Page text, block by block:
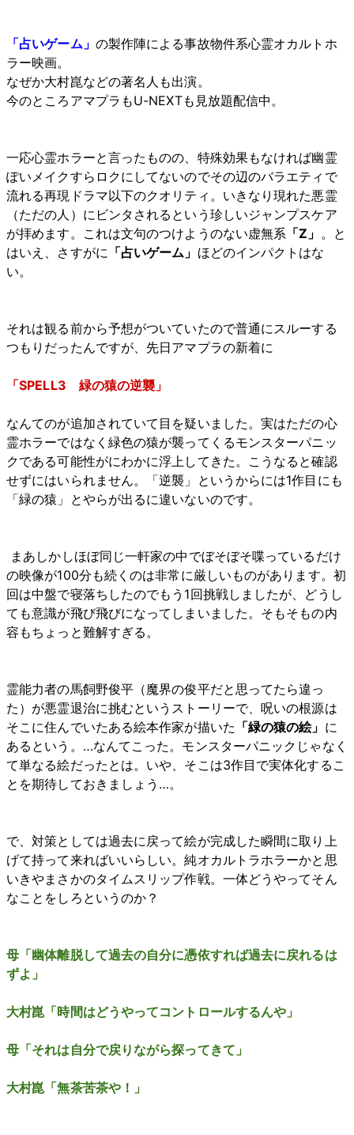
「占いゲーム」 の製作陣による事故物件系心霊オカルトホ
ラー映画。
なぜか大村崑などの著名人も出演。
今のところアマプラもU-NEXTも見放題配信中。
一応心霊ホラーと言ったものの、特殊効果もなければ幽霊
ぽいメイクすらロクにしてないのでその辺のバラエティで
流れる再現ドラマ以下のクオリティ。いきなり現れた悪霊
（ただの人）にビンタされるという珍しいジャンプスケア
が拝めます。これは文句のつけようのない虚無系 「Z」 。と
はいえ、さすがに 「占いゲーム」 ほどのインパクトはな
い。
それは観る前から予想がついていたので普通にスルーする
つもりだったんですが、先日アマプラの新着に
「SPELL3 緑の猿の逆襲」
なんてのが追加されていて目を疑いました。実はただの心
霊ホラーではなく緑色の猿が襲ってくるモンスターパニッ
クである可能性がにわかに浮上してきた。こうなると確認
せずにはいられません。「逆襲」というからには1作目にも
「緑の猿」とやらが出るに違いないのです。
まあしかしほぼ同じ一軒家の中でぼそぼそ喋っているだけ
の映像が100分も続くのは非常に厳しいものがあります。初
回は中盤で寝落ちしたのでもう1回挑戦しましたが、どうし
ても意識が飛び飛びになってしまいました。そもそもの内
容もちょっと難解すぎる。
霊能力者の馬飼野俊平（魔界の俊平だと思ってたら違っ
た）が悪霊退治に挑むというストーリーで、呪いの根源は
そこに住んでいたある絵本作家が描いた 「緑の猿の絵」 に
あるという。…なんてこった。モンスターパニックじゃなく
て単なる絵だったとは。いや、そこは3作目で実体化するこ
とを期待しておきましょう…。
で、対策としては過去に戻って絵が完成した瞬間に取り上
げて持って来ればいいらしい。純オカルトラホラーかと思
いきやまさかのタイムスリップ作戦。一体どうやってそん
なことをしろというのか？
母「幽体離脱して過去の自分に憑依すれば過去に戻れるは
ずよ」
大村崑「時間はどうやってコントロールするんや」
母「それは自分で戻りながら探ってきて」
大村崑「無茶苦茶や！」